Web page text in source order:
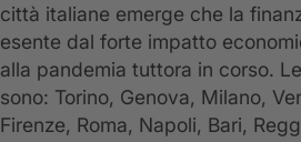
città italiane emerge che la
esente dal forte impatto
alla pandemia tuttora in corso.
sono: Torino, Genova, Milano,
Firenze, Roma, Napoli, Bari,